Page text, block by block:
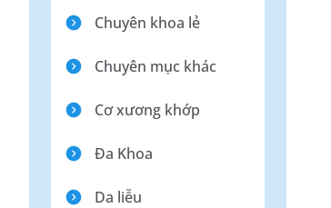
Chuyên khoa lẻ
Chuyên mục khác
Cơ xương khớp
Ða Khoa
Da liễu